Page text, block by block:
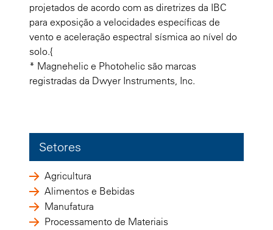
projetados de acordo com as diretrizes da IBC
para exposição a velocidades específicas de
vento e aceleração espectral sísmica ao nível do
solo.{
* Magnehelic e Photohelic são marcas
registradas da Dwyer Instruments, Inc.
Setores
Agricultura
Alimentos e Bebidas
Manufatura
Processamento de Materiais